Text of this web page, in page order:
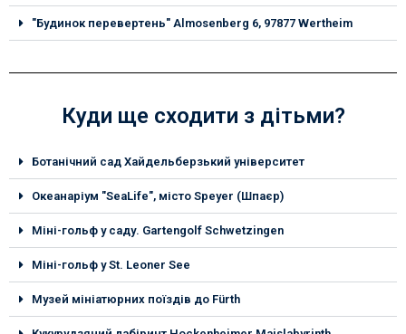
"Будинок перевертень" Almosenberg 6, 97877 Wertheim
Куди ще сходити з дітьми?
Ботанічний сад Хайдельберзький університет
Океанаріум "SeaLife", місто Speyer (Шпаєр)
Міні-гольф у саду. Gartengolf Schwetzingen
Міні-гольф у St. Leoner See
Музей мініатюрних поїздів до Fürth